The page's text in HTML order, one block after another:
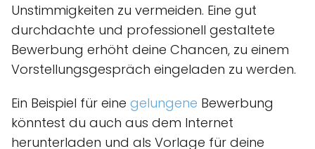
Unstimmigkeiten zu vermeiden. Eine gut
durchdachte und professionell gestaltete
Bewerbung erhöht deine Chancen, zu einem
Vorstellungsgespräch eingeladen zu werden.
Ein Beispiel für eine gelungene Bewerbung
könntest du auch aus dem Internet
herunterladen und als Vorlage für deine